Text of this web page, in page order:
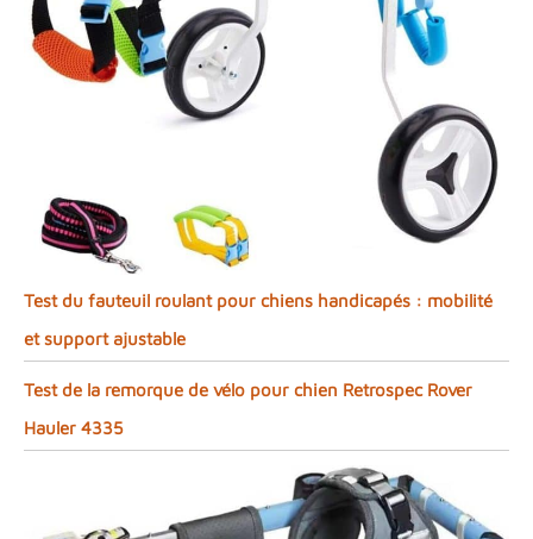
Test du fauteuil roulant pour chiens handicapés : mobilité
et support ajustable
Test de la remorque de vélo pour chien Retrospec Rover
Hauler 4335